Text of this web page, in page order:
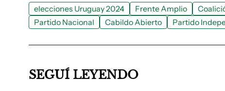
elecciones Uruguay 2024 Frente Amplio
Partido Nacional
Cabildo Abierto Partido
SEGUÍ LEYENDO